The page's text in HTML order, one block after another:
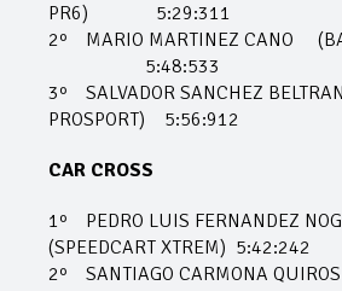
PR6) 5:29:311
2º MARIO MARTINEZ CANO
5:48:533
3º SALVADOR SANCHEZ
PROSPORT) 5:56:912
CAR CROSS
1º PEDRO LUIS FERNANDEZ
(SPEEDCART XTREM) 5:42:242
2º SANTIAGO CARMONA